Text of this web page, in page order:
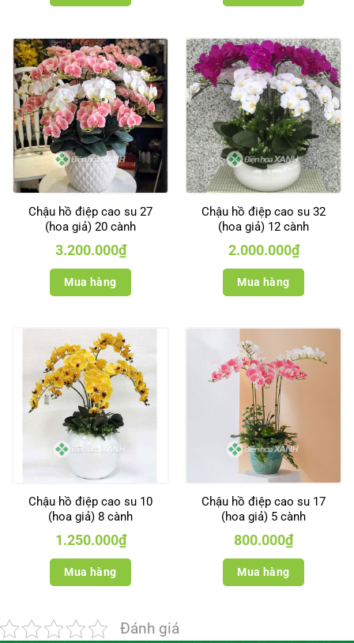
Chậu hồ điệp cao su 27
(hoa giả) 20 cành
3.200.000₫
Mua hàng
Chậu hồ điệp cao su 32
(hoa giả) 12 cành
2.000.000₫
Mua hàng
Chậu hồ điệp cao su 10
(hoa giả) 8 cành
1.250.000₫
Mua hàng
Chậu hồ điệp cao su 17
(hoa giả) 5 cành
800.000₫
Mua hàng
Đánh giá